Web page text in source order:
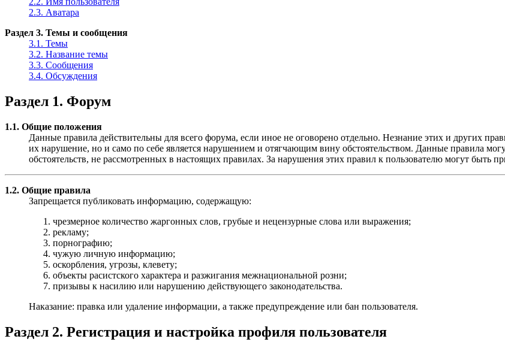
2.3. Аватара
Раздел 3. Темы и сообщения
3.1. Темы
3.2. Название темы
3.3. Сообщения
3.4. Обсуждения
Раздел 1. Форум
1.1. Общие положения
Данные правила действительны для всего форума, если иное не оговорено отдельно. Незнание этих и других
их нарушение, но и само по себе является нарушением и отягчающим вину обстоятельством. Данные правила
обстоятельств, не рассмотренных в настоящих правилах. За нарушения этих правил к пользователю могут быть
1.2. Общие правила
Запрещается публиковать информацию, содержащую:
чрезмерное количество жаргонных слов, грубые и нецензурные слова или выражения;
рекламу;
порнографию;
чужую личную информацию;
оскорбления, угрозы, клевету;
объекты расистского характера и разжигания межнациональной розни;
призывы к насилию или нарушению действующего законодательства.
Наказание: правка или удаление информации, а также предупреждение или бан пользователя.
Раздел 2. Регистрация и настройка профиля пользователя